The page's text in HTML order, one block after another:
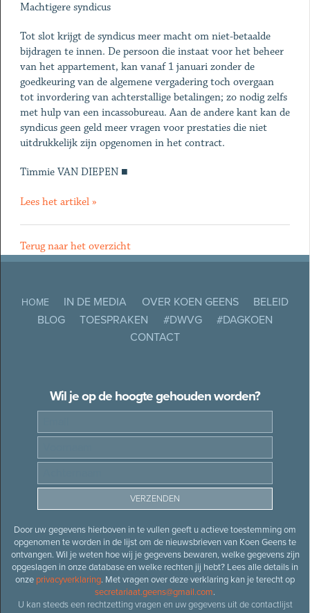
Machtigere syndicus
Tot slot krijgt de syndicus meer macht om niet-betaalde
bijdragen te innen. De persoon die instaat voor het beheer
van het appartement, kan vanaf 1 januari zonder de
goedkeuring van de algemene vergadering toch overgaan
tot invordering van achterstallige betalingen; zo nodig zelfs
met hulp van een incassobureau. Aan de andere kant kan de
syndicus geen geld meer vragen voor prestaties die niet
uitdrukkelijk zijn opgenomen in het contract.
Timmie VAN DIEPEN ■
Lees het artikel »
Terug naar het overzicht
HOME IN DE MEDIA OVER KOEN GEENS
BELEID
BLOG
TOESPRAKEN #DWVG
#DAGKOEN
CONTACT
Wil je op de hoogte gehouden worden?
Door uw gegevens hierboven in te vullen geeft u actieve toestemming om
opgenomen te worden in de lijst om de nieuwsbrieven van Koen Geens te
ontvangen. Wil je weten hoe wij je gegevens bewaren, welke gegevens zijn
opgeslagen in onze database en welke rechten jij hebt? Lees alle details in
onze privacyverklaring. Met vragen over deze verklaring kan je terecht op
secretariaat.geens@gmail.com.
U kan steeds een rechtzetting vragen en uw gegevens uit de contactlijst